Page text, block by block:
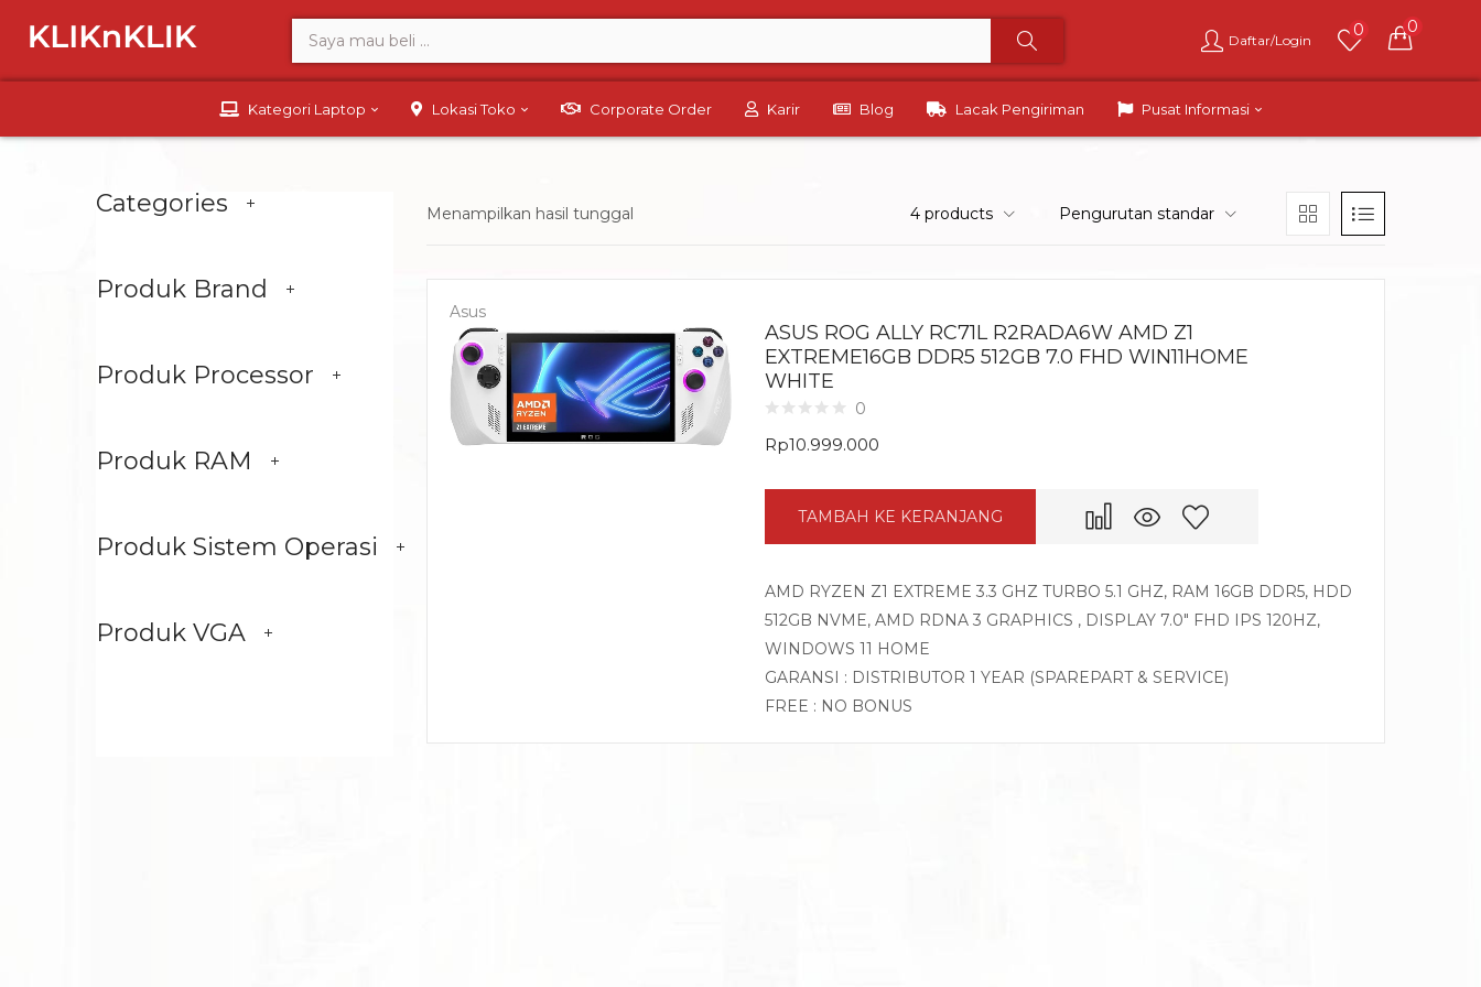
Daftar/Login
0 0
Kategori Laptop Lokasi Toko Corporate Order Karir Blog Lacak Pengiriman Pusat Informasi
Categories
Produk Brand
Produk Processor
Produk RAM
Produk Sistem Operasi
Produk VGA
Menampilkan hasil tunggal 4 products Pengurutan standar
Asus
ASUS ROG ALLY RC71L R2RADA6W AMD Z1
EXTREME16GB DDR5 512GB 7.0 FHD WIN11HOME
WHITE
0
Rp10.999.000
TAMBAH KE KERANJANG
AMD RYZEN Z1 EXTREME 3.3 GHZ TURBO 5.1 GHZ, RAM 16GB DDR5, HDD
512GB NVME, AMD RDNA 3 GRAPHICS , DISPLAY 7.0″ FHD IPS 120HZ,
WINDOWS 11 HOME
GARANSI : DISTRIBUTOR 1 YEAR (SPAREPART & SERVICE)
FREE : NO BONUS